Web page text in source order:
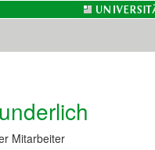
Mitarbeiter